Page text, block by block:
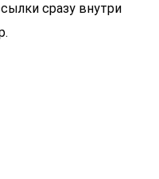
сразу внутри